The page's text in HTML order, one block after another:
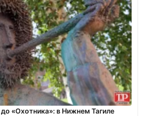
«Охотника»: в Нижнем Тагиле